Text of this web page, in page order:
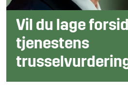
Vil du lage
tjenestens